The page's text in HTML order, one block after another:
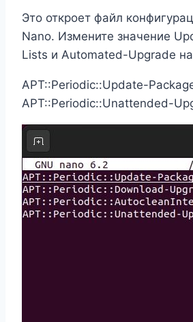
Это откроет файл
Nano. Измените значение
Lists и Automated-Upgrade
APT::Periodic::Update-
APT::Periodic::Unattended-